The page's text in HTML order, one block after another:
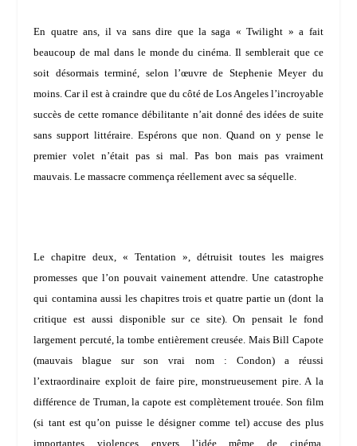
En quatre ans, il va sans dire que la saga « Twilight » a fait
beaucoup de mal dans le monde du cinéma. Il semblerait que ce
soit désormais terminé, selon l’œuvre de Stephenie Meyerdu
moins. Car il est à craindre que du côté de Los Angeles l’incroyable
succès de cette romance débilitante n’ait donné des idées de suite
sans support littéraire. Espérons que non. Quand on y pense le
premier volet n’était pas si mal. Pas bon mais pas vraiment
mauvais. Le massacre commença réellement avec sa séquelle.
Le chapitre deux, « Tentation », détruisit toutes les maigres
promesses que l’on pouvait vainement attendre. Une catastrophe
qui contamina aussi les chapitres trois et quatre partie un (dont la
critique est aussi disponible sur ce site). On pensait le fond
largement percuté, la tombe entièrement creusée. MaisBill Capote
(mauvais blague sur son vrai nom : Condon) a réussi
l’extraordinaire exploit de faire pire, monstrueusement pire. A la
différence de Truman, la capote est complètement trouée. Son film
(si tant est qu’on puisse le désigner comme tel) accuse des plus
importantes violences envers l’idée même de cinéma.